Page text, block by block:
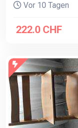
Vor 10 Tagen
222.0 CHF